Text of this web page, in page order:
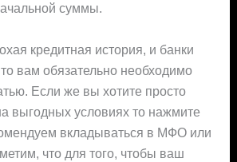
суммы.
кредитная история, и банки
вам обязательно необходимо
Если же вы хотите просто
выгодных условиях то нажмите
вкладываться в МФО или
что для того, чтобы ваш